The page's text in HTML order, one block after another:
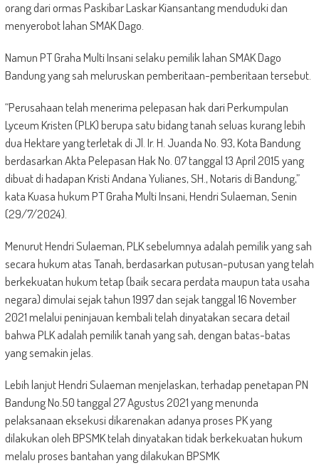
orang dari ormas Paskibar Laskar Kiansantang menduduki dan
menyerobot lahan SMAK Dago.
Namun PT Graha Multi Insani selaku pemilik lahan SMAK Dago
Bandung yang sah meluruskan pemberitaan-pemberitaan tersebut.
“Perusahaan telah menerima pelepasan hak dari Perkumpulan
Lyceum Kristen (PLK) berupa satu bidang tanah seluas kurang lebih
dua Hektare yang terletak di Jl. Ir. H. Juanda No. 93, Kota Bandung
berdasarkan Akta Pelepasan Hak No. 07 tanggal 13 April 2015 yang
dibuat di hadapan Kristi Andana Yulianes, SH., Notaris di Bandung,”
kata Kuasa hukum PT Graha Multi Insani, Hendri Sulaeman, Senin
(29/7/2024).
Menurut Hendri Sulaeman, PLK sebelumnya adalah pemilik yang sah
secara hukum atas Tanah, berdasarkan putusan-putusan yang telah
berkekuatan hukum tetap (baik secara perdata maupun tata usaha
negara) dimulai sejak tahun 1997 dan sejak tanggal 16 November
2021 melalui peninjauan kembali telah dinyatakan secara detail
bahwa PLK adalah pemilik tanah yang sah, dengan batas-batas
yang semakin jelas.
Lebih lanjut Hendri Sulaeman menjelaskan, terhadap penetapan PN
Bandung No.50 tanggal 27 Agustus 2021 yang menunda
pelaksanaan eksekusi dikarenakan adanya proses PK yang
dilakukan oleh BPSMK telah dinyatakan tidak berkekuatan hukum
melalu proses bantahan yang dilakukan BPSMK